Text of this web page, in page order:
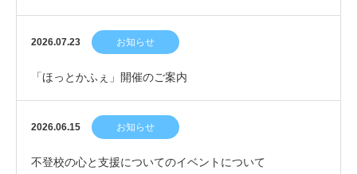
2026.07.23 お知らせ
「ほっとかふぇ」開催のご案内
2026.06.15 お知らせ
不登校の心と支援についてのイベントについて